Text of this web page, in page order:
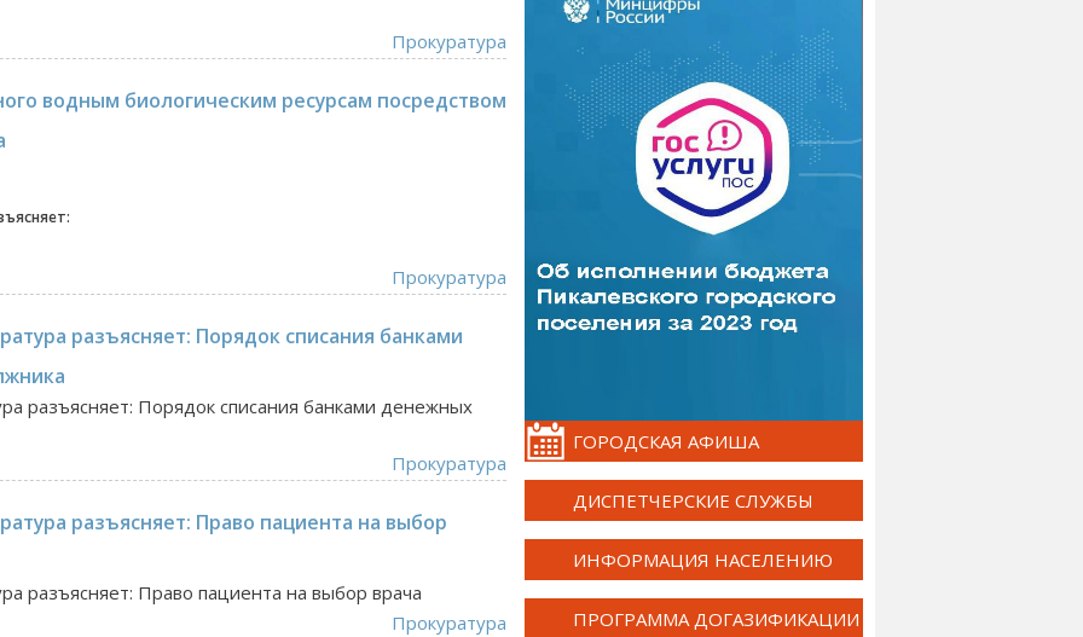
Прокуратура
водным биологическим ресурсам посредством
Прокуратура
разъясняет: Порядок списания банками
разъясняет: Порядок списания банками денежных
Прокуратура
разъясняет: Право пациента на выбор
разъясняет: Право пациента на выбор врача
Прокуратура
ГОРОДСКАЯ АФИША
ДИСПЕТЧЕРСКИЕ СЛУЖБЫ
ИНФОРМАЦИЯ НАСЕЛЕНИЮ
ПРОГРАММА ДОГАЗИФИКАЦИИ